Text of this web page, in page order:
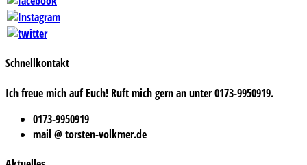
Schnellkontakt
Ich freue mich auf Euch! Ruft mich gern an unter 0173-9950919.
0173-9950919
mail @ torsten-volkmer.de